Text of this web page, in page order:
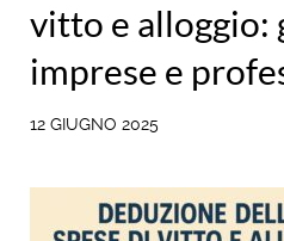
vitto e alloggio:
imprese e
12 GIUGNO 2025